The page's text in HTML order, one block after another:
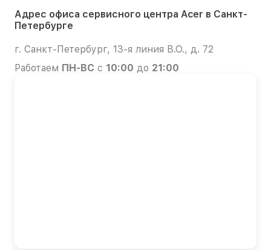
Адрес офиса сервисного центра Acer в Санкт-
Петербурге
г. Санкт-Петербург, 13-я линия В.О., д. 72
Работаем ПН-ВС с 10:00 до 21:00